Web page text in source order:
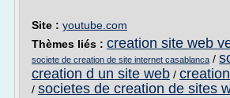
Site : youtube.com
Thèmes liés : creation site web
societe de creation de site internet casablanca /
creation d un site web /
/ societes de creation de sites